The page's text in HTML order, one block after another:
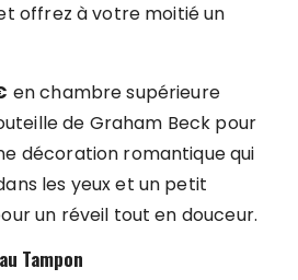
offrez à votre moitié un
en chambre supérieure
de Graham Beck pour
décoration romantique qui
les yeux et un petit
un réveil tout en douceur.
Tampon